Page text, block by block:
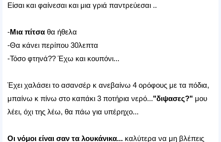
Είσαι και φαίνεσαι και μια γριά παντρεύεσαι ..
-Μια πίτσα θα ήθελα
-Θα κάνει περίπου 30λεπτα
-Τόσο φτηνά?? Έχω και κουπόνι...
Έχει χαλάσει το ασανσέρ κ ανεβαίνω 4 ορόφους με τα πόδια,
μπαίνω κ πίνω στο καπάκι 3 ποτήρια νερό..."διψασες?" μου
λέει, όχι της λέω, θα πάω για υπέρηχο...
Οι νόμοι είναι σαν τα λουκάνικα... καλύτερα να μη βλέπεις